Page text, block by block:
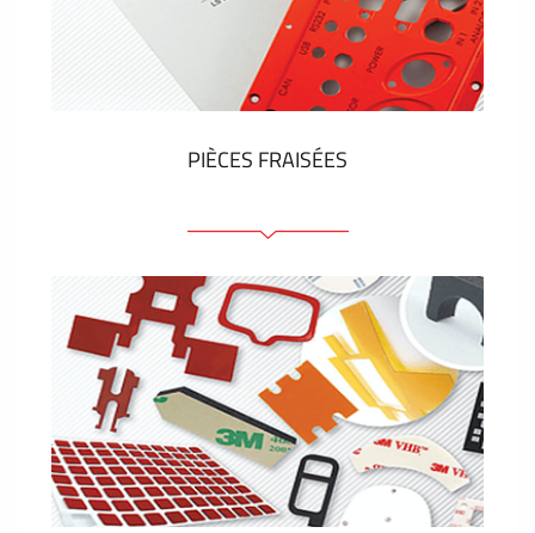
Étiquettes en plastique et tags
VOIR PLUS
PIÈCES FRAISÉES
Face avant ou arrière en aluminium ou matière
plastique
Panneaux anodisés
Panneaux colorés
Panneaux avec éléments de presse
Étiquettes gravees